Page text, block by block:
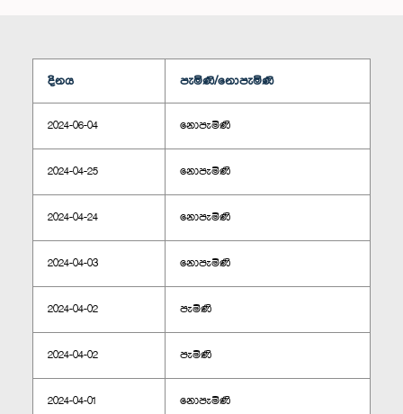
දිනය පැමිණි/නොපැමිණි
2024-06-04 නොපැමිණි
2024-04-25 නොපැමිණි
2024-04-24 නොපැමිණි
2024-04-03 නොපැමිණි
2024-04-02 පැමිණි
2024-04-02 පැමිණි
2024-04-01 නොපැමිණි